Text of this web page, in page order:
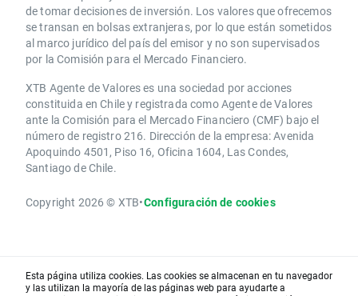
de tomar decisiones de inversión. Los valores que ofrecemos
se transan en bolsas extranjeras, por lo que están sometidos
al marco jurídico del país del emisor y no son supervisados
por la Comisión para el Mercado Financiero.
XTB Agente de Valores es una sociedad por acciones
constituida en Chile y registrada como Agente de Valores
ante la Comisión para el Mercado Financiero (CMF) bajo el
número de registro 216. Dirección de la empresa: Avenida
Apoquindo 4501, Piso 16, Oficina 1604, Las Condes,
Santiago de Chile.
Copyright 2026 © XTB•Configuración de cookies
Esta página utiliza cookies. Las cookies se almacenan en tu navegador
y las utilizan la mayoría de las páginas web para ayudarte a